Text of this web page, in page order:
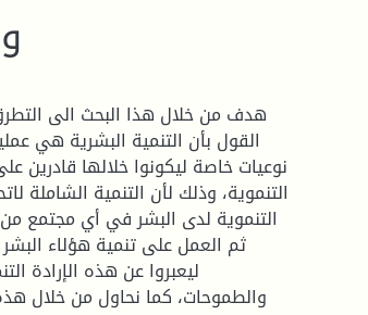
هدف من خلال هذا البحث الى
القول بأن التنمية البشرية هي
نوعيات خاصة ليكونوا خلالها
التنموية، وذلك لأن التنمية الشاملة
التنموية لدى البشر في أي مجتمع
ثم العمل على تنمية هؤلاء
ليعبروا عن هذه الإرادة
والطموحات، كما نحاول من خلال